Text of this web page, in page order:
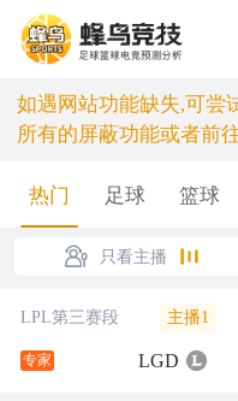
如遇网站功能缺失,可尝
所有的屏蔽功能或者前
热门 足球 篮球
只看主播
LPL第三赛段 主播1
专家 LGD